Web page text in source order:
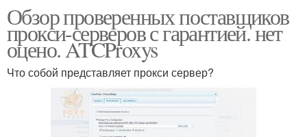
Обзор проверенных поставщиков
прокси-серверов с гарантией. нет
оцено. ATCProxys
Что собой представляет прокси сервер?